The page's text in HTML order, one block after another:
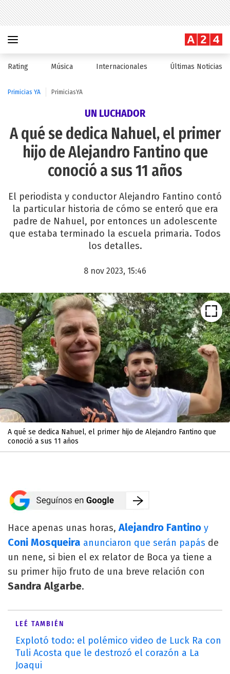
Rating Música Internacionales Últimas Noticias
Primicias YA PrimiciasYA
UN LUCHADOR
A qué se dedica Nahuel, el primer
hijo de Alejandro Fantino que
conoció a sus 11 años
El periodista y conductor Alejandro Fantino contó
la particular historia de cómo se enteró que era
padre de Nahuel, por entonces un adolescente
que estaba terminado la escuela primaria. Todos
los detalles.
8 nov 2023, 15:46
A qué se dedica Nahuel, el primer hijo de Alejandro Fantino que
conoció a sus 11 años
Hace apenas unas horas,Alejandro Fantino y
Coni Mosqueira anunciaron que serán papás de
un nene, si bien el ex relator de Boca ya tiene a
su primer hijo fruto de una breve relación con
Sandra Algarbe.
LEÉ TAMBIÉN
Explotó todo: el polémico video de Luck Ra con
Tuli Acosta que le destrozó el corazón a La
Joaqui